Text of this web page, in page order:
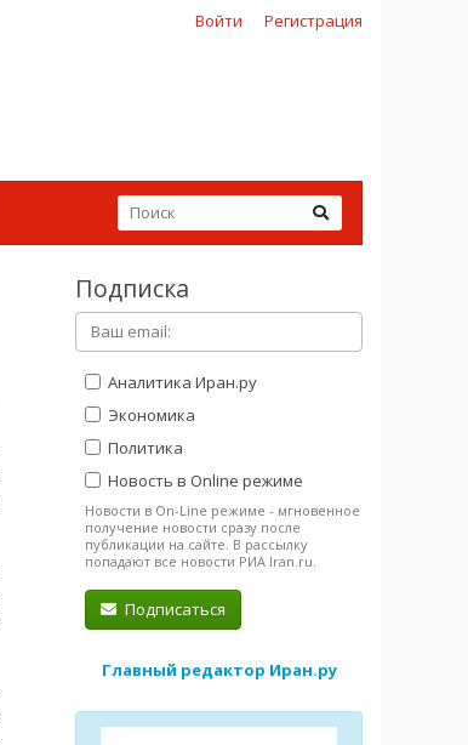
Войти Регистрация
Подписка
Аналитика Иран.ру
Экономика
Политика
Новость в Online режиме
Новости в On-Line режиме - мгновенное
получение новости сразу после
публикации на сайте. В рассылку
попадают все новости РИА Iran.ru.
Подписаться
Главный редактор Иран.ру